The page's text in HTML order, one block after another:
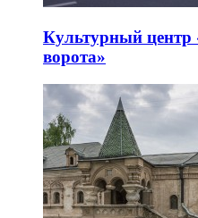
Культурный центр
ворота»